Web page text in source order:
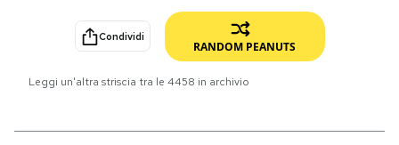
Condividi
RANDOM PEANUTS
Leggi un'altra striscia tra le 4458 in archivio